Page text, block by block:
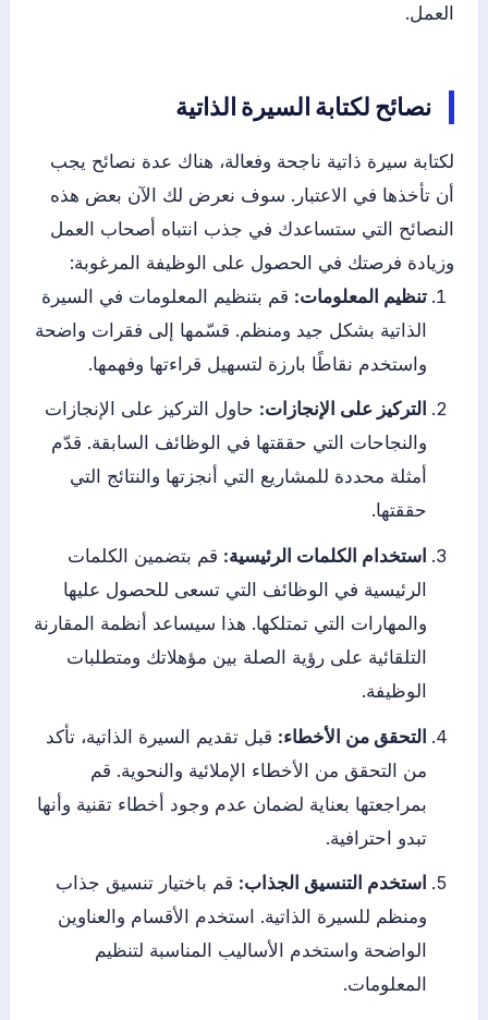
العمل.
نصائح لكتابة السيرة الذاتية
لكتابة سيرة ذاتية ناجحة وفعالة، هناك عدة نصائح يجب
أن تأخذها في الاعتبار. سوف نعرض لك الآن بعض هذه
النصائح التي ستساعدك في جذب انتباه أصحاب العمل
وزيادة فرصتك في الحصول على الوظيفة المرغوبة:
تنظيم المعلومات: قم بتنظيم المعلومات في السيرة
الذاتية بشكل جيد ومنظم. قسّمها إلى فقرات واضحة
واستخدم نقاطًا بارزة لتسهيل قراءتها وفهمها.
التركيز على الإنجازات: حاول التركيز على الإنجازات
والنجاحات التي حققتها في الوظائف السابقة. قدّم
أمثلة محددة للمشاريع التي أنجزتها والنتائج التي
حققتها.
استخدام الكلمات الرئيسية: قم بتضمين الكلمات
الرئيسية في الوظائف التي تسعى للحصول عليها
والمهارات التي تمتلكها. هذا سيساعد أنظمة المقارنة
التلقائية على رؤية الصلة بين مؤهلاتك ومتطلبات
الوظيفة.
التحقق من الأخطاء: قبل تقديم السيرة الذاتية، تأكد
من التحقق من الأخطاء الإملائية والنحوية. قم
بمراجعتها بعناية لضمان عدم وجود أخطاء تقنية وأنها
تبدو احترافية.
استخدم التنسيق الجذاب: قم باختيار تنسيق جذاب
ومنظم للسيرة الذاتية. استخدم الأقسام والعناوين
الواضحة واستخدم الأساليب المناسبة لتنظيم
المعلومات.